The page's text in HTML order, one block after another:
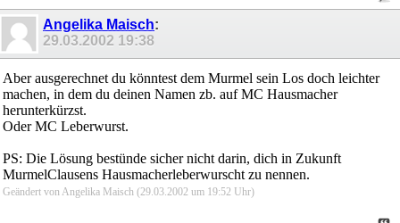
Angelika Maisch:
29.03.2002 19:38
Aber ausgerechnet du könntest dem Murmel sein Los doch leichter
machen, in dem du deinen Namen zb. auf MC Hausmacher
herunterkürzst.
Oder MC Leberwurst.
PS: Die Lösung bestünde sicher nicht darin, dich in Zukunft
MurmelClausens Hausmacherleberwurscht zu nennen.
Geändert von Angelika Maisch (29.03.2002 um 19:52 Uhr)